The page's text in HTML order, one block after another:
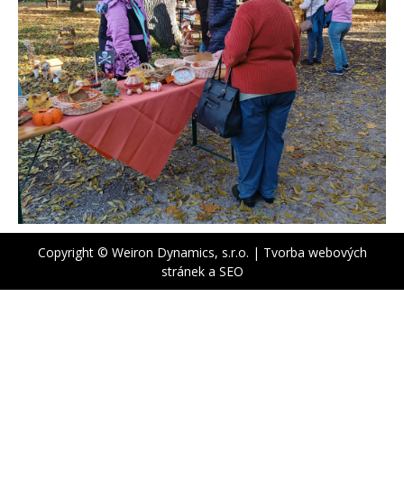
Copyright © Weiron Dynamics, s.r.o. | Tvorba webových
stráneka SEO